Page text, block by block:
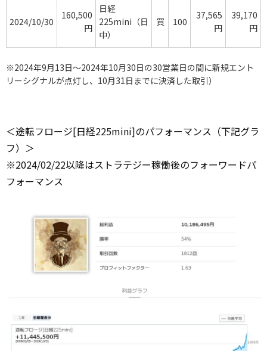
2024/10/30
160,500
円
日経
225mini（日
中）
買 100
37,565
円
39,170
円
※2024年9月13日～2024年10月30日の30営業日の間に新規エント
リーシグナルが点灯し、10月31日までに決済した取引）
＜途転フロージ[日経225mini]のパフォーマンス（下記グラ
フ）＞
※2024/02/22以降はストラテジー稼働後のフォーワードパ
フォーマンス